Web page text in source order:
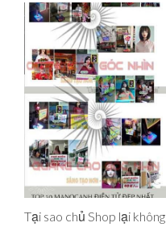
Tại sao chủ Shop lại không